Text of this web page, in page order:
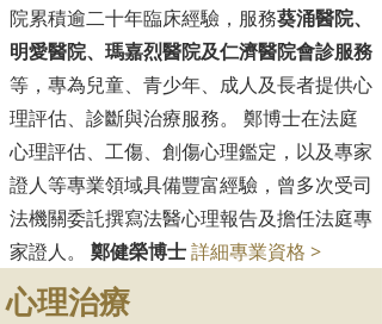
院累積逾二十年臨床經驗，服務葵涌醫院、
明愛醫院、瑪嘉烈醫院及仁濟醫院會診服務
等，專為兒童、青少年、成人及長者提供心
理評估、診斷與治療服務。 鄭博士在法庭
心理評估、工傷、創傷心理鑑定，以及專家
證人等專業領域具備豐富經驗，曾多次受司
法機關委託撰寫法醫心理報告及擔任法庭專
家證人。 鄭健榮博士詳細專業資格 >
心理治療